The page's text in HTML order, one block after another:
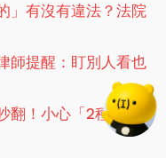
」有沒有違法？法院
師提醒：盯別人看也
翻！小心「2種停